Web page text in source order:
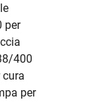
per
400
per